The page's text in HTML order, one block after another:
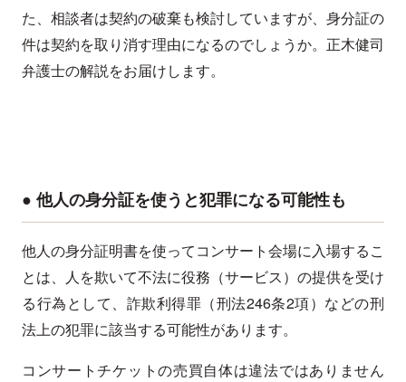
た、相談者は契約の破棄も検討していますが、身分証の
件は契約を取り消す理由になるのでしょうか。正木健司
弁護士の解説をお届けします。
● 他人の身分証を使うと犯罪になる可能性も
他人の身分証明書を使ってコンサート会場に入場するこ
とは、人を欺いて不法に役務（サービス）の提供を受け
る行為として、詐欺利得罪（刑法246条2項）などの刑
法上の犯罪に該当する可能性があります。
コンサートチケットの売買自体は違法ではありません